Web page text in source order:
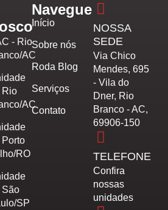
- Rio
AC
Rio
AC
Porto
RO
São
SP
Navegue
Início
Sobre nós
Roda Blog
Serviços
Contato
NOSSA
SEDE
Via Chico
Mendes, 695
- Vila do
Dner, Rio
Branco - AC,
69906-150
TELEFONE
Confira
nossas
unidades